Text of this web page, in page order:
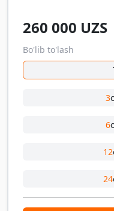
260 000 UZS
Bo'lib to'lash
3
6
12
24